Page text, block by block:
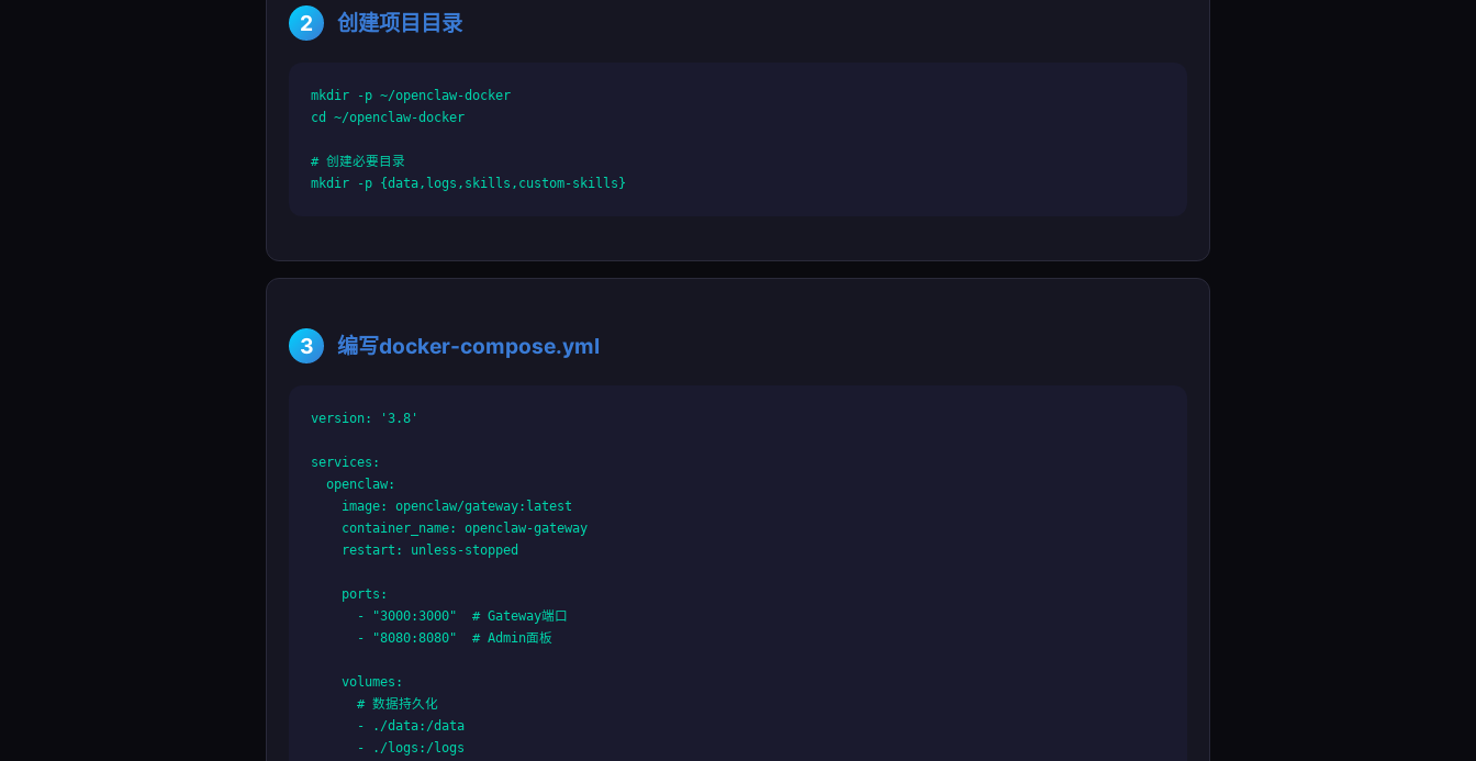
2 创建项目目录
mkdir -p ~/openclaw-docker
cd ~/openclaw-docker
# 创建必要目录
mkdir -p {data,logs,skills,custom-skills}
3 编写docker-compose.yml
version: '3.8'
services:
  openclaw:
    image: openclaw/gateway:latest
    container_name: openclaw-gateway
    restart: unless-stopped
    ports:
      - "3000:3000"  # Gateway端口
      - "8080:8080"  # Admin面板
    volumes:
      # 数据持久化
      - ./data:/data
      - ./logs:/logs